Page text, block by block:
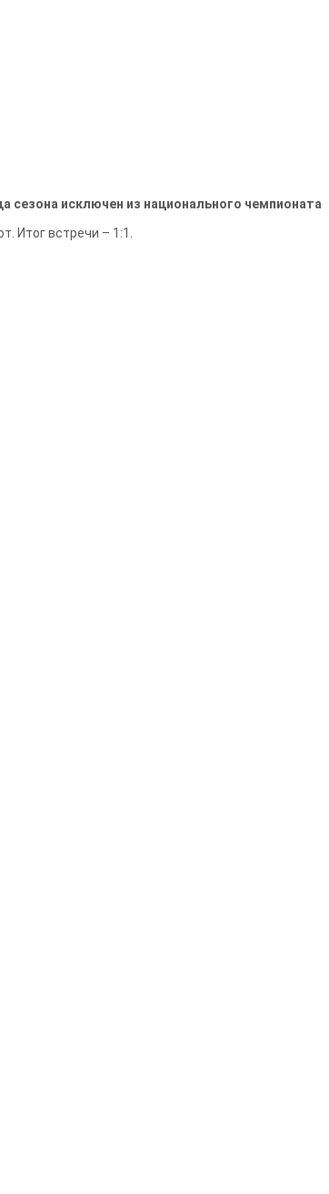
сезона исключен из национального чемпионата
Итог встречи – 1:1.